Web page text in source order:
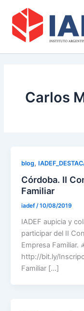
contenido
Carlos
blog,
Córdoba. II
Familiar
iadef/10/08/2019
IADEF aupicia y
participar del II
Empresa
http://bit.ly/
Familiar […]